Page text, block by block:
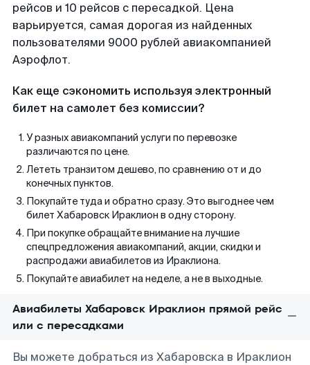
рейсов и 10 рейсов с пересадкой. Цена
варьируется, самая дорогая из найденных
пользователями 9000 рублей авиакомпанией
Аэрофлот.
Как еще сэкономить используя электронный
билет на самолет без комиссии?
У разных авиакомпаний услуги по перевозке
различаются по цене.
Лететь транзитом дешево, по сравнению от и до
конечных пунктов.
Покупайте туда и обратно сразу. Это выгоднее чем
билет Хабаровск Ираклион в одну сторону.
При покупке обращайте внимание на лучшие
спецпредложения авиакомпаний, акции, скидки и
распродажи авиабилетов из Ираклиона.
Покупайте авиабилет на неделе, а не в выходные.
Авиабилеты Хабаровск Ираклион прямой рейс
или с пересадками
Вы можете добраться из Хабаровска в Ираклион